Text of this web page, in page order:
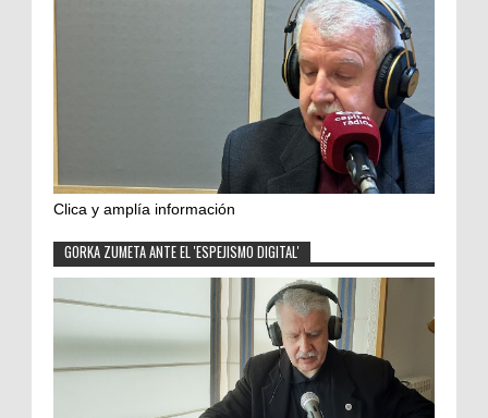
Clica y amplía información
GORKA ZUMETA ANTE EL 'ESPEJISMO DIGITAL'